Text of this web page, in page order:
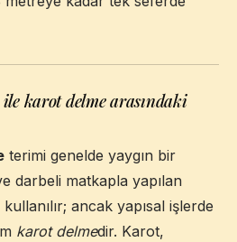
ile karot delme arasındaki
terimi genelde yaygın bir
darbeli matkapla yapılan
ancak yapısal işlerde
karot delmedir. Karot,